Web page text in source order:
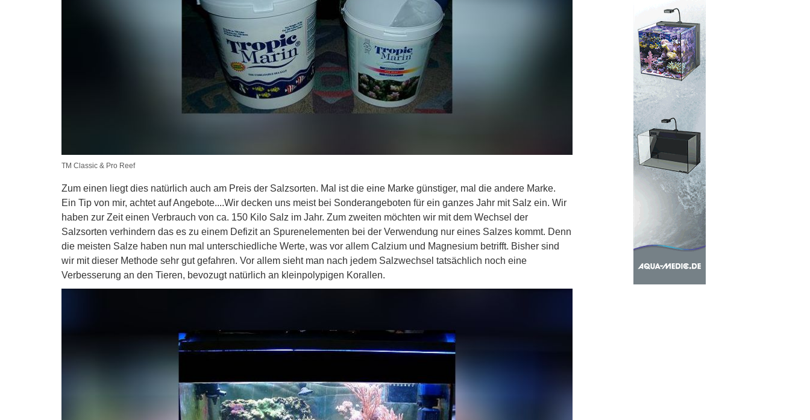
TM Classic & Pro Reef
Zum einen liegt dies natürlich auch am Preis der Salzsorten. Mal ist die eine Marke günstiger, mal die andere Marke.
Ein Tip von mir, achtet auf Angebote....Wir decken uns meist bei Sonderangeboten für ein ganzes Jahr mit Salz ein. Wir
haben zur Zeit einen Verbrauch von ca. 150 Kilo Salz im Jahr. Zum zweiten möchten wir mit dem Wechsel der
Salzsorten verhindern das es zu einem Defizit an Spurenelementen bei der Verwendung nur eines Salzes kommt. Denn
die meisten Salze haben nun mal unterschiedliche Werte, was vor allem Calzium und Magnesium betrifft. Bisher sind
wir mit dieser Methode sehr gut gefahren. Vor allem sieht man nach jedem Salzwechsel tatsächlich noch eine
Verbesserung an den Tieren, bevozugt natürlich an kleinpolypigen Korallen.